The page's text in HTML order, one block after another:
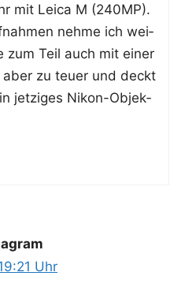
mit Lei­ca M (240MP).
neh­me ich wei­
zum Teil auch mit einer
zu teu­er und deckt
jet­zi­ges Nikon-Objek­
Uhr